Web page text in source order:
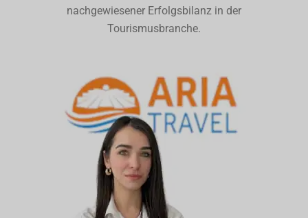
nachgewiesener Erfolgsbilanz in der
Tourismusbranche.